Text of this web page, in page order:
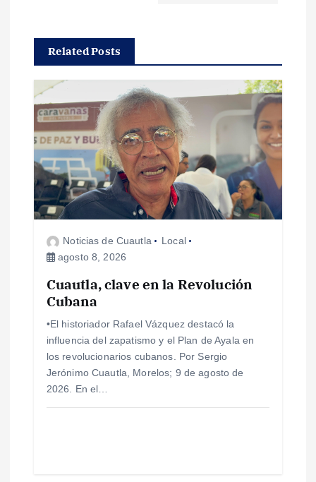
c
ó
n
d
e
Related Posts
Noticias de Cuautla
Local
agosto 8, 2026
Cuautla, clave en la Revolución
Cubana
•El historiador Rafael Vázquez destacó la
influencia del zapatismo y el Plan de Ayala en
los revolucionarios cubanos. Por Sergio
Jerónimo Cuautla, Morelos; 9 de agosto de
2026. En el…